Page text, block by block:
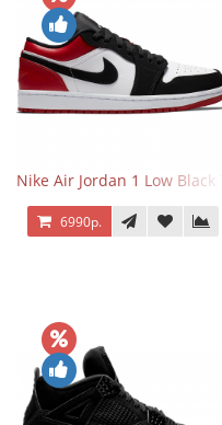
Nike Air Jordan 1 Low Black
6990р.